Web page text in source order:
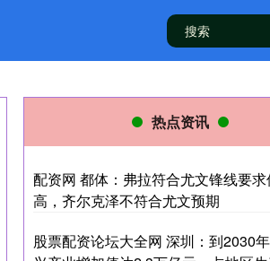
热点资讯
配资网 都体：弗拉符合尤文锋线要
高，齐尔克泽不符合尤文预期
股票配资论坛大全网 深圳：到2030